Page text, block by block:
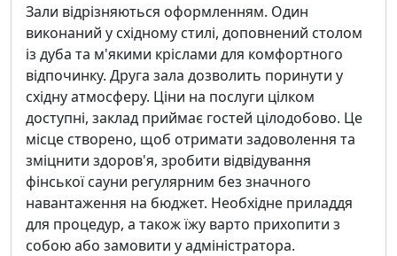
Зали відрізняються оформленням. Один
виконаний у східному стилі, доповнений столом
із дуба та м'якими кріслами для комфортного
відпочинку. Друга зала дозволить поринути у
східну атмосферу. Ціни на послуги цілком
доступні, заклад приймає гостей цілодобово. Це
місце створено, щоб отримати задоволення та
зміцнити здоров'я, зробити відвідування
фінської сауни регулярним без значного
навантаження на бюджет. Необхідне приладдя
для процедур, а також їжу варто прихопити з
собою або замовити у адміністратора.